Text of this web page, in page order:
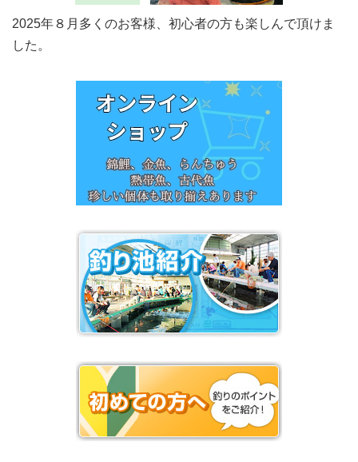
2025年８月多くのお客様、初心者の方も楽しんで頂けま
した。